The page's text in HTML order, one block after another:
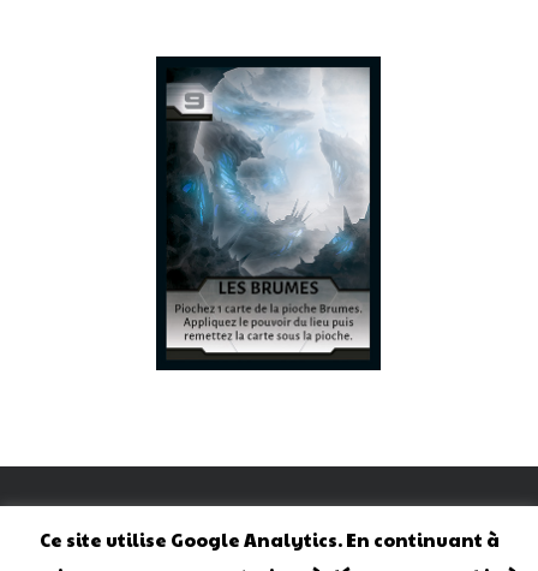
REPRODUCTION TOTALE OU PARTIELLE SANS PERMISSION EST
INTERDITE
Ce site utilise Google Analytics. En continuant à